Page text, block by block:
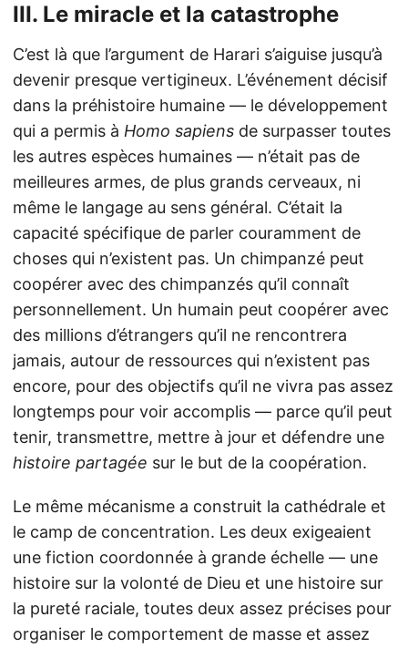
III. Le miracle et la catastrophe
C’est là que l’argument de Harari s’aiguise jusqu’à
devenir presque vertigineux. L’événement décisif
dans la préhistoire humaine — le développement
qui a permis à Homo sapiens de surpasser toutes
les autres espèces humaines — n’était pas de
meilleures armes, de plus grands cerveaux, ni
même le langage au sens général. C’était la
capacité spécifique de parler couramment de
choses qui n’existent pas. Un chimpanzé peut
coopérer avec des chimpanzés qu’il connaît
personnellement. Un humain peut coopérer avec
des millions d’étrangers qu’il ne rencontrera
jamais, autour de ressources qui n’existent pas
encore, pour des objectifs qu’il ne vivra pas assez
longtemps pour voir accomplis — parce qu’il peut
tenir, transmettre, mettre à jour et défendre une
histoire partagée sur le but de la coopération.
Le même mécanisme a construit la cathédrale et
le camp de concentration. Les deux exigeaient
une fiction coordonnée à grande échelle — une
histoire sur la volonté de Dieu et une histoire sur
la pureté raciale, toutes deux assez précises pour
organiser le comportement de masse et assez